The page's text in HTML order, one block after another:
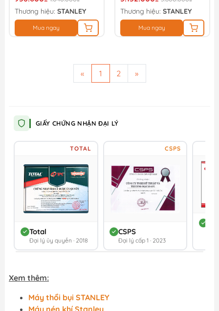
Thương hiệu: STANLEY
Mua ngay
Thương hiệu: STANLEY
Mua ngay
« 1 2 »
GIẤY CHỨNG NHẬN ĐẠI LÝ
TOTAL
Total
Đại lý ủy quyền · 2018
CSPS
CSPS
Đại lý cấp 1 · 2023
Xem thêm:
Máy thổi bụi STANLEY
Máy nén khí Stanley